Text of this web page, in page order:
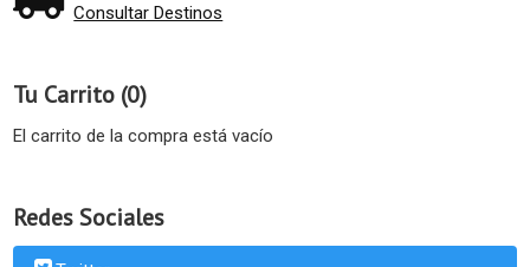
Consultar Destinos
Tu Carrito (0)
El carrito de la compra está vacío
Redes Sociales